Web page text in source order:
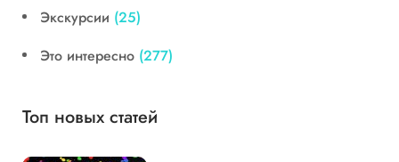
Экскурсии (25)
Это интересно (277)
Топ новых статей